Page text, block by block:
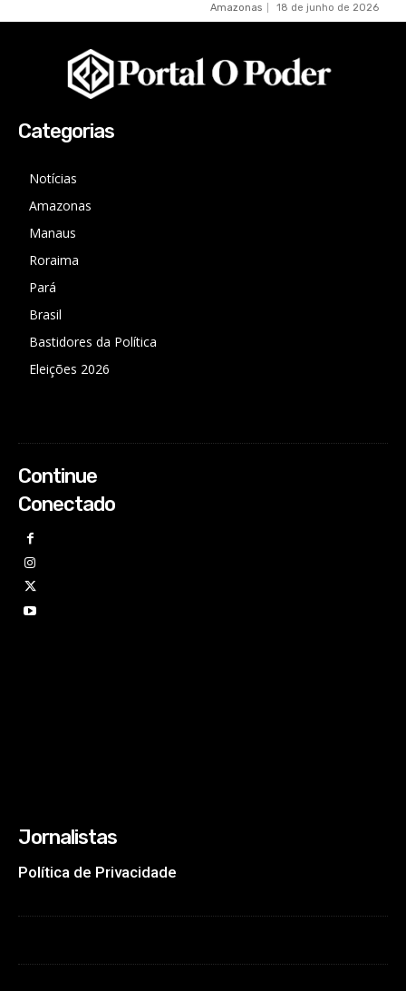
Amazonas 18 de junho de 2026
Categorias
Notícias
Amazonas
Manaus
Roraima
Pará
Brasil
Bastidores da Política
Eleições 2026
Continue
Conectado
Jornalistas
Política de Privacidade